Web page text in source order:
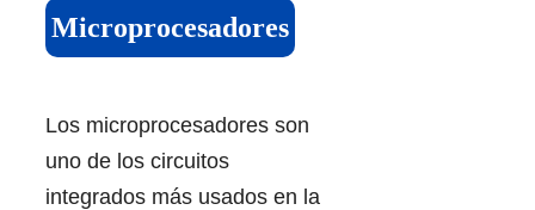
Microprocesadores
Los microprocesadores son
uno de los circuitos
integrados más usados en la